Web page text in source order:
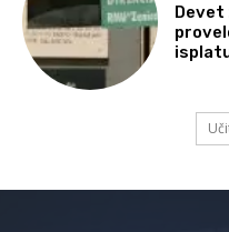
Devet